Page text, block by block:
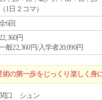
（1日２コマ）
6回
円
般22,360円/入学者20,090円
の第一歩をじっくり楽しく身
関口 シュン